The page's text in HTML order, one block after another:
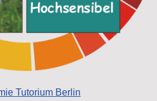
Tutorium Berlin